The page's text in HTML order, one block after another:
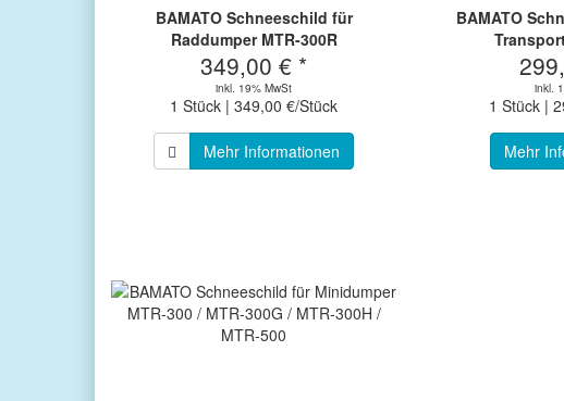
BAMATO Schneeschild für
Raddumper MTR-300R
349,00 € *
inkl. 19% MwSt
1 Stück | 349,00 €/Stück
Mehr Informationen
BAMATO
inkl.
1 Stück |
Mehr